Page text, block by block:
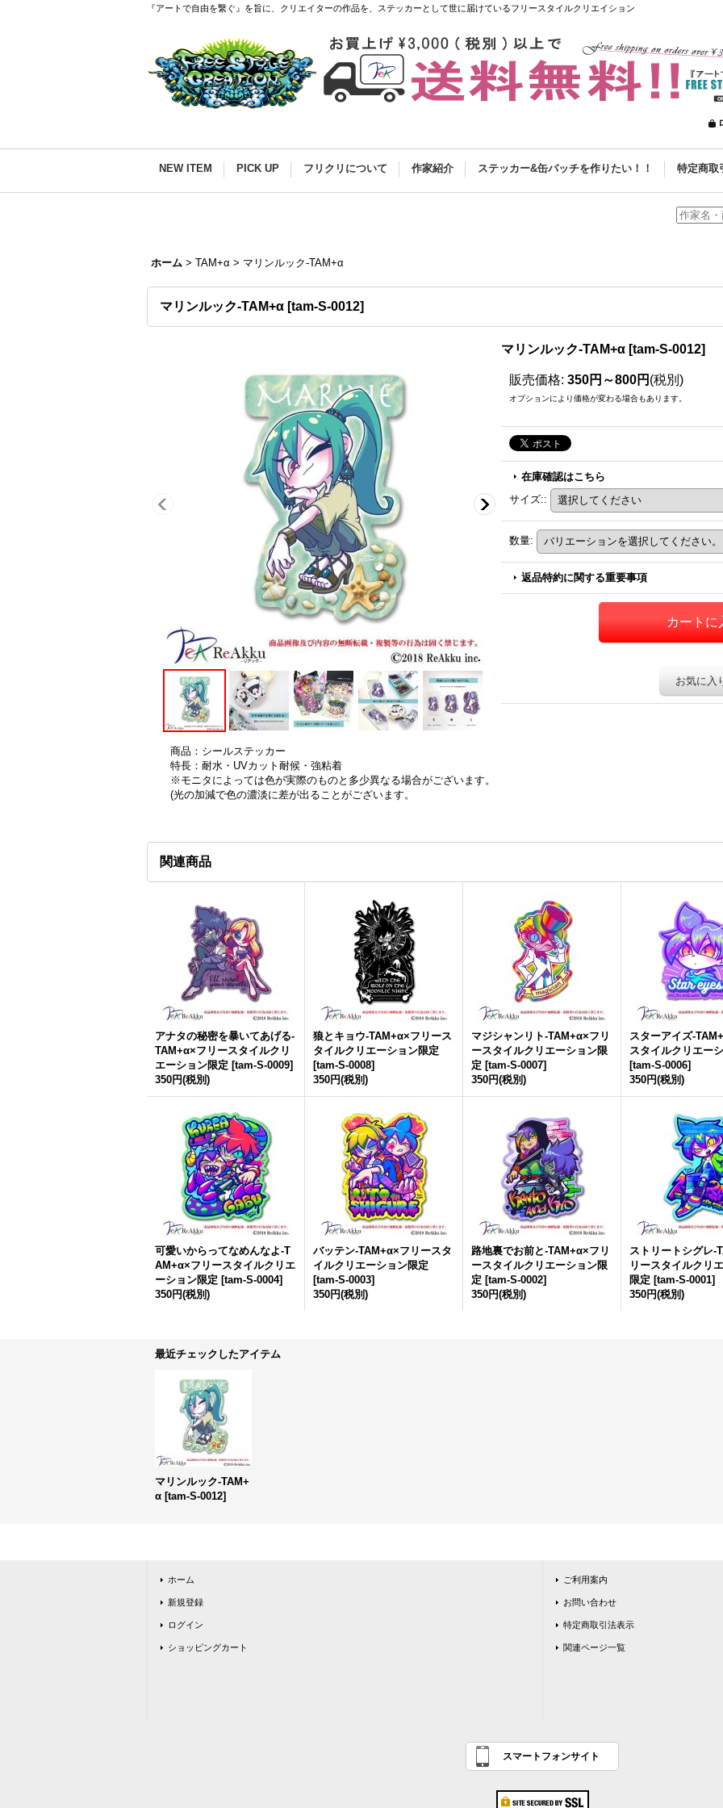
『アートで自由を繋ぐ』を旨に、クリエイターの作品を、ステッカーとして世に届けているフリースタイルクリエイション
NEW ITEM PICK UP フリクリについて 作家紹介 ステッカー&缶バッチを作りたい！！ 特定商取
ホーム > TAM+α > マリンルック-TAM+α
マリンルック-TAM+α [tam-S-0012]
マリンルック-TAM+α [tam-S-0012]
販売価格: 350円～800円 (税別)
オプションにより価格が変わる場合もあります。
在庫確認はこちら
サイズ::
数量:
返品特約に関する重要事項
お気に入
商品：シールステッカー
特長：耐水・UVカット耐候・強粘着
※モニタによっては色が実際のものと多少異なる場合がございます。
(光の加減で色の濃淡に差が出ることがございます。
関連商品
アナタの秘密を暴いてあげる-
TAM+α×フリースタイルクリ
エーション限定 [tam-S-0009]
350円(税別)
狼とキョウ-TAM+α×フリース
タイルクリエーション限定
[tam-S-0008]
350円(税別)
マジシャンリト-TAM+α×フリ
ースタイルクリエーション限
定 [tam-S-0007]
350円(税別)
スターアイズ-
スタイルクリエー
[tam-S-0006]
350円(税別)
可愛いからってなめんなよ-T
AM+α×フリースタイルクリエ
ーション限定 [tam-S-0004]
350円(税別)
バッテン-TAM+α×フリースタ
イルクリエーション限定
[tam-S-0003]
350円(税別)
路地裏でお前と-TAM+α×フリ
ースタイルクリエーション限
定 [tam-S-0002]
350円(税別)
ストリートシグレ-
リースタイルクリ
限定 [tam-S-0001]
350円(税別)
最近チェックしたアイテム
マリンルック-TAM+
α [tam-S-0012]
ホーム
新規登録
ログイン
ショッピングカート
ご利用案内
お問い合わせ
特定商取引法表示
関連ページ一覧
スマートフォンサイト